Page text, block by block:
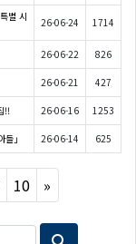
별 시
26-06-24 1714
26-06-22 826
26-06-21 427
!! 26-06-16 1253
」 26-06-14 625
10 »